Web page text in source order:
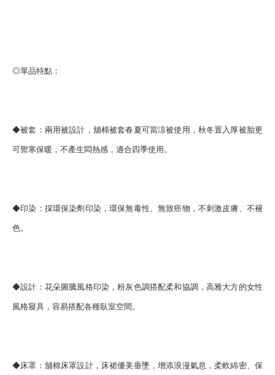
◎單品特點：
◆被套：兩用被設計，舖棉被套春夏可當涼被使用，秋冬置入厚被胎更
可禦寒保暖，不產生悶熱感，適合四季使用。
◆印染：採環保染劑印染，環保無毒性、無致癌物，不刺激皮膚、不褪
色。
◆設計：花朵圖騰風格印染，粉灰色調搭配柔和協調，高雅大方的女性
風格寢具，容易搭配各種臥室空間。
◆床罩：舖棉床罩設計，床裙優美垂墜，增添浪漫氣息，柔軟綿密、保